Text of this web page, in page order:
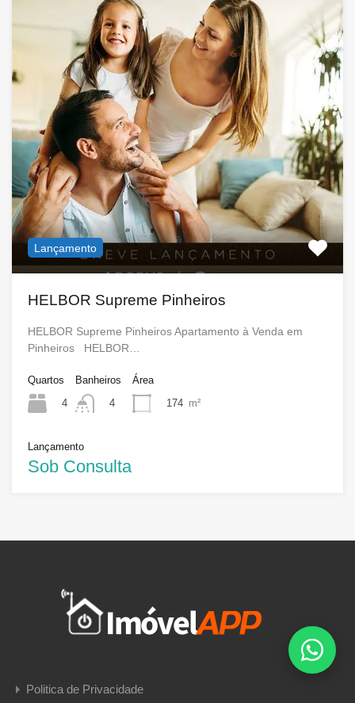
Lançamento
HELBOR Supreme Pinheiros
HELBOR Supreme Pinheiros Apartamento à Venda em
Pinheiros HELBOR…
Quartos
4
Banheiros
4
Área
174 m²
Lançamento
Sob Consulta
Politica de Privacidade